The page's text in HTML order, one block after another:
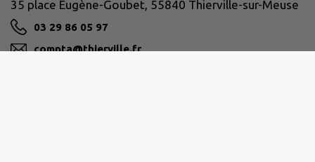
35 place Eugène-Goubet, 55840 Thierville-sur-Meuse
03 29 86 05 97
compta@thierville.fr